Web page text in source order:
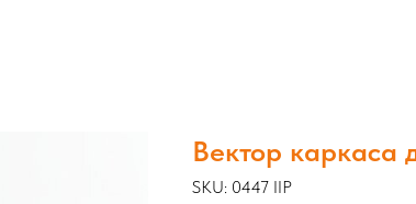
Вектор каркаса
SKU: 0447 IIP